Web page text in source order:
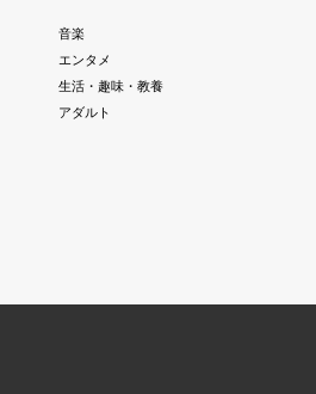
音楽
エンタメ
生活・趣味・教養
アダルト